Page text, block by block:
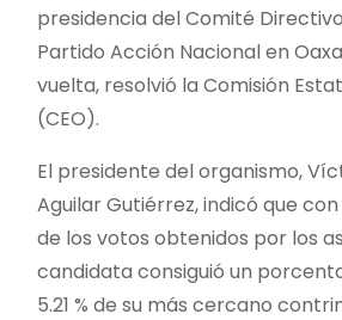
presidencia del Comité
Partido Acción Nacional en
vuelta, resolvió la Comisión
(CEO).
El presidente del organismo,
Aguilar Gutiérrez, indicó que
de los votos obtenidos por los
candidata consiguió un
5.21 % de su más cercano